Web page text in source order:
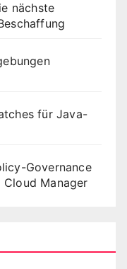
nächste
für Java-
Governance
Manager